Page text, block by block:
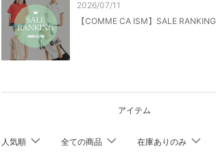
2026/07/11
【COMME CA ISM】SALE RANKING
アイテム
人気順 全ての商品 在庫ありのみ